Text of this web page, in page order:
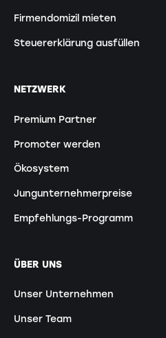
Firmendomizil mieten
Steuererklärung ausfüllen
NETZWERK
Premium Partner
Promoter werden
Ökosystem
Jungunternehmerpreise
Empfehlungs-Programm
ÜBER UNS
Unser Unternehmen
Unser Team